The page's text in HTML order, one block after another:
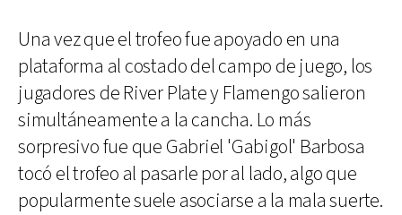
Una vez que el trofeo fue apoyado en una
plataforma al costado del campo de juego, los
jugadores de River Plate y Flamengo salieron
simultáneamente a la cancha. Lo más
sorpresivo fue que Gabriel 'Gabigol' Barbosa
tocó el trofeo al pasarle por al lado, algo que
popularmente suele asociarse a la mala suerte.